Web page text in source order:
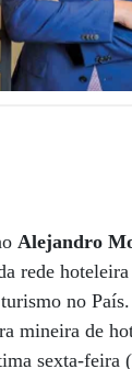
Alejandro
rede
no
mineira de
sexta-feira